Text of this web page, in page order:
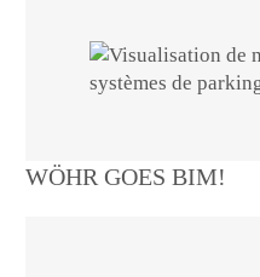
WÖHR GOES BIM!